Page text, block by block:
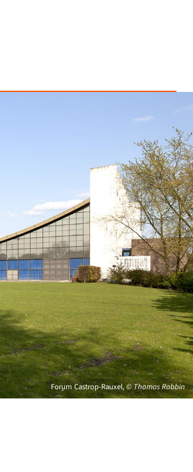
Forum Castrop-Rauxel,© Thomas Robbin